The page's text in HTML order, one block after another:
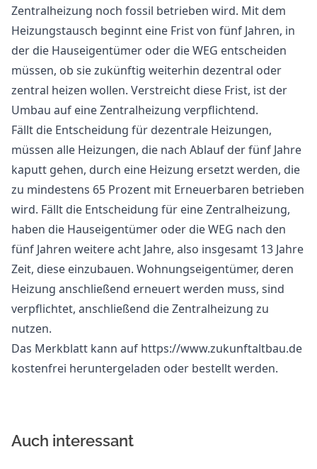
Zentralheizung noch fossil betrieben wird. Mit dem
Heizungstausch beginnt eine Frist von fünf Jahren, in
der die Hauseigentümer oder die WEG entscheiden
müssen, ob sie zukünftig weiterhin dezentral oder
zentral heizen wollen. Verstreicht diese Frist, ist der
Umbau auf eine Zentralheizung verpflichtend.
Fällt die Entscheidung für dezentrale Heizungen,
müssen alle Heizungen, die nach Ablauf der fünf Jahre
kaputt gehen, durch eine Heizung ersetzt werden, die
zu mindestens 65 Prozent mit Erneuerbaren betrieben
wird. Fällt die Entscheidung für eine Zentralheizung,
haben die Hauseigentümer oder die WEG nach den
fünf Jahren weitere acht Jahre, also insgesamt 13 Jahre
Zeit, diese einzubauen. Wohnungseigentümer, deren
Heizung anschließend erneuert werden muss, sind
verpflichtet, anschließend die Zentralheizung zu
nutzen.
Das Merkblatt kann auf https://www.zukunftaltbau.de
kostenfrei heruntergeladen oder bestellt werden.
Auch interessant